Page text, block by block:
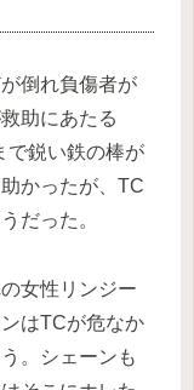
倒れ負傷者が
助にあたる
で鋭い鉄の棒が
かったが、TC
だった。
女性リンジー
はTCが危なか
。シェーンも